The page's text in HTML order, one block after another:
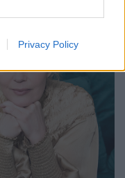
Privacy Policy